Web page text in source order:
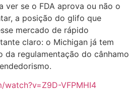
ver se o FDA aprova ou não o
a posição do glifo que
mercado de rápido
claro: o Michigan já tem
da regulamentação do cânhamo
VFPMHI4